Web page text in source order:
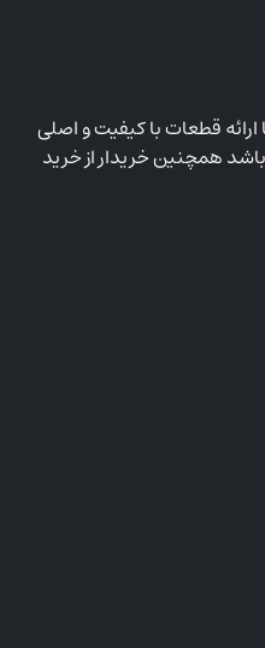
قطعات با کیفیت و اصلی
همچنین خریدار از خرید